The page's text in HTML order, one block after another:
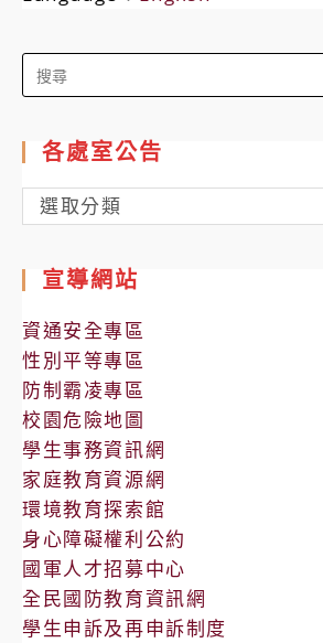
Search
for:
各處室公告
各
處
公
告
選取分類
宣導網站
資通安全專區
性別平等專區
防制霸凌專區
校園危險地圖
學生事務資訊網
家庭教育資源網
環境教育探索館
身心障礙權利公約
國軍人才招募中心
全民國防教育資訊網
學生申訴及再申訴制度